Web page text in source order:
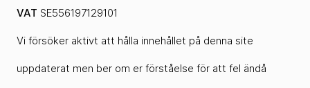
VAT SE556197129101
Vi försöker aktivt att hålla innehållet på denna site
uppdaterat men ber om er förståelse för att fel ändå